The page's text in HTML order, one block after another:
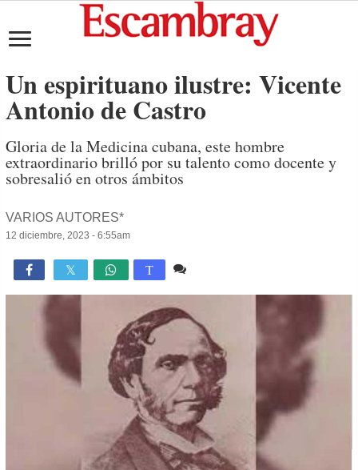
Un espirituano ilustre: Vicente
Antonio de Castro
Gloria de la Medicina cubana, este hombre
extraordinario brilló por su talento como docente y
sobresalió en otros ámbitos
VARIOS AUTORES*
12 diciembre, 2023 - 6:55am
 T